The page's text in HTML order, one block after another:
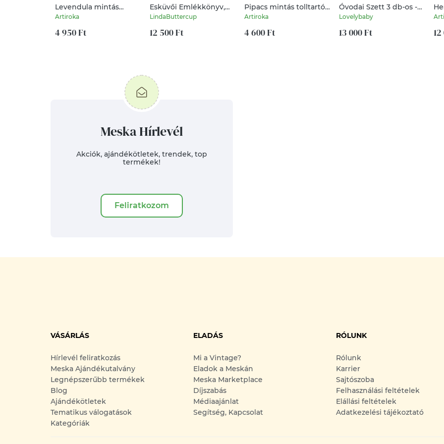
Levendula mintás
nagyméretű neszesszer
Artiroka
4 950 Ft
Esküvői Emlékkönyv,
Vendégkönyv, pajta,
rusztikus, bohém,
zsákvászon, natúr,
barna
LindaButtercup
12 500 Ft
Pipacs mintás tolltartó
neszesszer,
design
Artiroka
4 600 Ft
Óvodai Szett 3 db-os -
Ruhazsák, tornazsák és
tisztasági zsák "focis"-
sötétkék
Lovelybaby
13 000 Ft
Meska Hírlevél
Akciók, ajándékötletek, trendek, top
termékek!
Feliratkozom
VÁSÁRLÁS
Hírlevél feliratkozás
Meska Ajándékutalvány
Legnépszerűbb termékek
Blog
Ajándékötletek
Tematikus válogatások
Kategóriák
ELADÁS
Mi a Vintage?
Eladok a Meskán
Meska Marketplace
Díjszabás
Médiaajánlat
Segítség, Kapcsolat
RÓLUNK
Rólunk
Karrier
Sajtószoba
Felhasználási feltételek
Elállási feltételek
Adatkezelési tájékoztató